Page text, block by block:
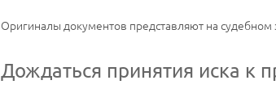
Оригиналы документов представляют на
Дождаться принятия иска к